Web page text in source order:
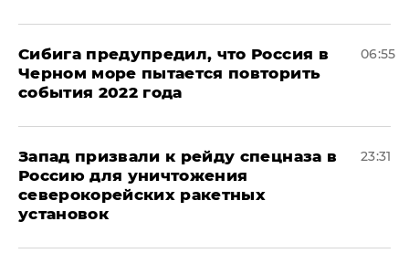
Сибига предупредил, что Россия в
Черном море пытается повторить
события 2022 года
06:55
Запад призвали к рейду спецназа в
Россию для уничтожения
северокорейских ракетных
установок
23:31